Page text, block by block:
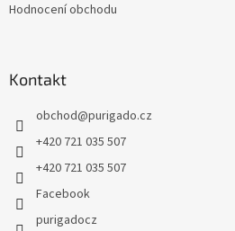
Hodnocení obchodu
Kontakt
obchod@purigado.cz
+420 721 035 507
+420 721 035 507
Facebook
purigadocz